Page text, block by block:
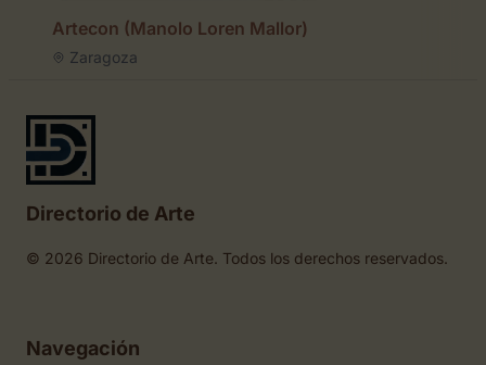
Artecon (Manolo Loren Mallor)
Zaragoza
Directorio de Arte
© 2026 Directorio de Arte. Todos los derechos reservados.
Navegación